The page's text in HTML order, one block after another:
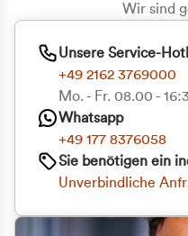
Wir sind
Unsere Service-
+49 2162 3769000
Mo. - Fr. 08.00 -
Whatsapp
+49 177 8376058
Sie benötigen ein
Unverbindliche